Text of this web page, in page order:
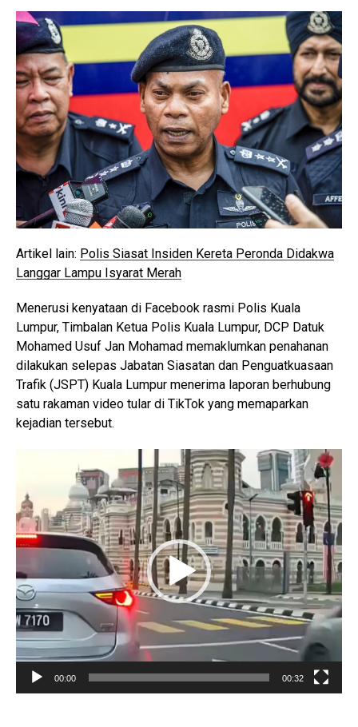
Artikel lain: Polis Siasat Insiden Kereta Peronda Didakwa
Langgar Lampu Isyarat Merah
Menerusi kenyataan di Facebook rasmi Polis Kuala
Lumpur, Timbalan Ketua Polis Kuala Lumpur, DCP Datuk
Mohamed Usuf Jan Mohamad memaklumkan penahanan
dilakukan selepas Jabatan Siasatan dan Penguatkuasaan
Trafik (JSPT) Kuala Lumpur menerima laporan berhubung
satu rakaman video tular di TikTok yang memaparkan
kejadian tersebut.
d
e
o
l
a
y
e
00:00 00:32